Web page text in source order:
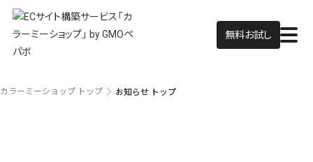
無料お試し
カラーミーショップ トップ お知らせ トップ